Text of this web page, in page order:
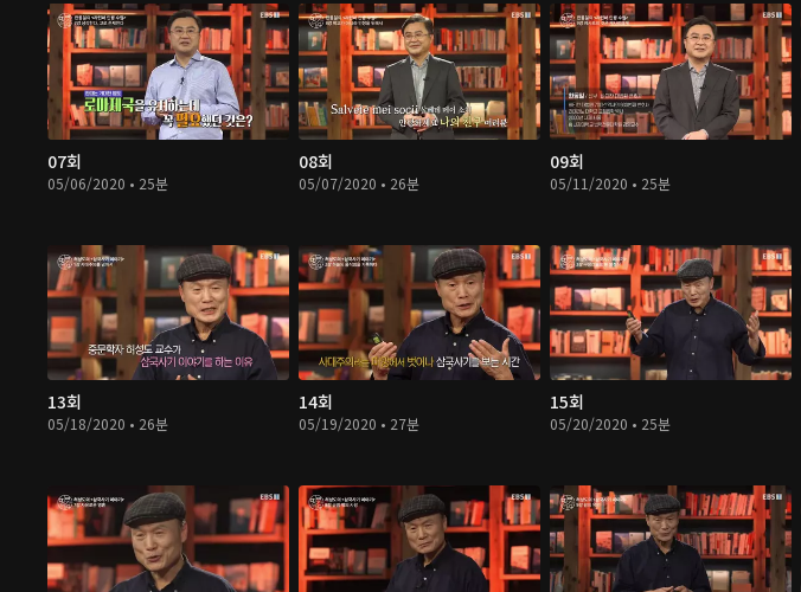
07회
05/06/2020 • 25분
08회
05/07/2020 • 26분
09회
05/11/2020 • 25분
13회
05/18/2020 • 26분
14회
05/19/2020 • 27분
15회
05/20/2020 • 25분